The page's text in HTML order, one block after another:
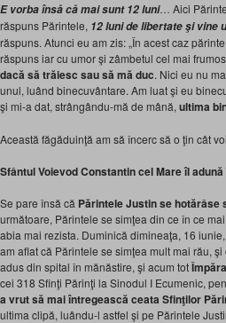
E vorbaînsă că mai sunt 12 luni… Aici
răspuns Părintele, 12 luni de libertate şi vine
răspuns. Atunci eu am zis: „În acest caz
răspuns iar cu umor şi zâmbetul cel mai
dacă să trăiesc sau să mă duc. Nici eu nu
unul, luând binecuvântare. Am luat şi eu
şi mi-a dat, strângându-mă de mână, ultima
Această făgăduinţă am să încerc să o ţin cât
Sfântul Voievod Constantin cel Mare îl
Se pare însă că Părintele Justin se hotărâse
următoare, Părintele se simţea din ce în ce
abia mai rezista. Duminică dimineaţa, 16
am aflat că Părintele se simţea mult mai rău,
adus din spital în mănăstire, şi acum tot
cei 318 Sfinţi Părinţi la Sinodul I Ecumenic,
a vrut să mai întregească ceata Sfinţilor
ultima clipă, luându-l astfel şi pe Părintele